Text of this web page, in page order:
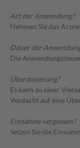
Art der Anwendung?
Nehmen Sie das
Dauer der
Die
Überdosierung?
Es kann zu einer
Verdacht auf eine
Einnahme vergessen?
Setzen Sie die